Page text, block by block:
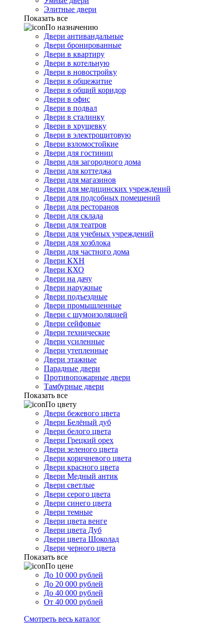
Элитные двери
Показать все
По назначению
Двери антивандальные
Двери бронированные
Двери в квартиру
Двери в котельную
Двери в новостройку
Двери в общежитие
Двери в общий коридор
Двери в офис
Двери в подвал
Двери в сталинку
Двери в хрущевку
Двери в электрощитовую
Двери взломостойкие
Двери для гостиниц
Двери для загородного дома
Двери для коттеджа
Двери для магазинов
Двери для медицинских учреждений
Двери для подсобных помещений
Двери для ресторанов
Двери для склада
Двери для театров
Двери для учебных учреждений
Двери для хозблока
Двери для частного дома
Двери КХН
Двери КХО
Двери на дачу
Двери наружные
Двери подъездные
Двери промышленные
Двери с шумоизоляцией
Двери сейфовые
Двери технические
Двери усиленные
Двери утепленные
Двери этажные
Парадные двери
Противопожарные двери
Тамбурные двери
Показать все
По цвету
Двери бежевого цвета
Двери Белёный дуб
Двери белого цвета
Двери Грецкий орех
Двери зеленого цвета
Двери коричневого цвета
Двери красного цвета
Двери Медный антик
Двери светлые
Двери серого цвета
Двери синего цвета
Двери темные
Двери цвета венге
Двери цвета Дуб
Двери цвета Шоколад
Двери черного цвета
Показать все
По цене
До 10 000 рублей
До 20 000 рублей
До 40 000 рублей
От 40 000 рублей
Смотреть весь каталог